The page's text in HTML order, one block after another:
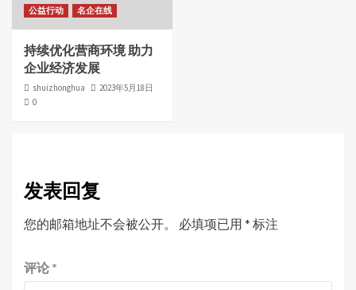
公益行动 名企在线
持续优化营商环境 助力
企业经济发展
shuizhonghua
2023年5月18日
0
发表回复
您的邮箱地址不会被公开。 必填项已用 * 标注
评论 *